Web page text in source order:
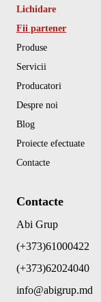
Lichidare
Fii partener
Produse
Servicii
Producatori
Despre noi
Blog
Proiecte efectuate
Contacte
Contacte
Abi Grup
(+373)61000422
(+373)62024040
info@abigrup.md